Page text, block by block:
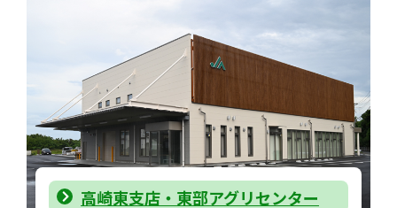
高崎東支店・東部アグリセンター